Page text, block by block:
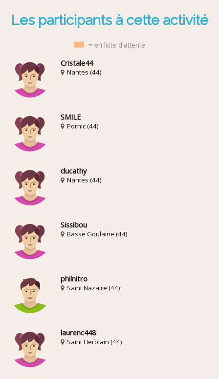
Les participants à cette activité
= en liste d'attente
Cristale44
Nantes (44)
SMILE
Pornic (44)
ducathy
Nantes (44)
Sissibou
Basse Goulaine (44)
philnitro
Saint Nazaire (44)
laurenc448
Saint Herblain (44)